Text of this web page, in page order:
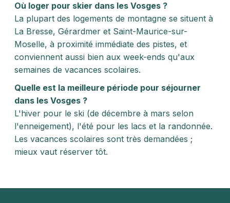
Où loger pour skier dans les Vosges ?
La plupart des logements de montagne se situent à
La Bresse, Gérardmer et Saint-Maurice-sur-
Moselle, à proximité immédiate des pistes, et
conviennent aussi bien aux week-ends qu'aux
semaines de vacances scolaires.
Quelle est la meilleure période pour séjourner
dans les Vosges ?
L'hiver pour le ski (de décembre à mars selon
l'enneigement), l'été pour les lacs et la randonnée.
Les vacances scolaires sont très demandées ;
mieux vaut réserver tôt.